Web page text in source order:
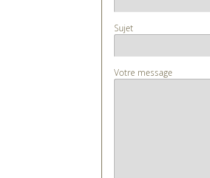
Sujet
Votre message